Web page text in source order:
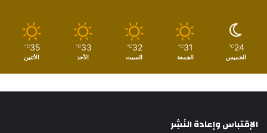
24
℃
الخميس
31
℃
الجمعة
32
℃
السبت
33
℃
الأحد
35
℃
الأثنين
الإقتباس وإعادة النَشِر